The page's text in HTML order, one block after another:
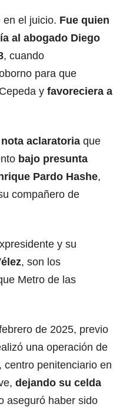
en el juicio. Fue quien
al abogado Diego
, cuando
para que
y favoreciera a
aclaratoria que
bajo presunta
Pardo Hashe,
compañero de
y su
, son los
Metro de las
de 2025, previo
una operación de
penitenciario en
dejando su celda
aseguró haber sido